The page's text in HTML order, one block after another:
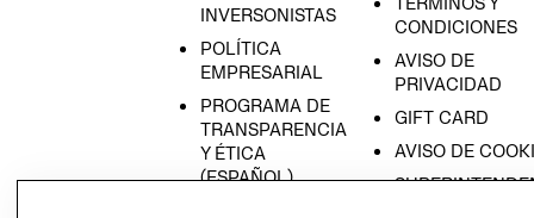
INVERSONISTAS
POLÍTICA
EMPRESARIAL
PROGRAMA DE
TRANSPARENCIA
Y ÉTICA
(ESPAÑOL)
CONDICIONES
AVISO DE
PRIVACIDAD
GIFT CARD
AVISO DE